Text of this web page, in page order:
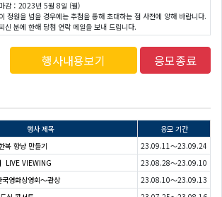
감：2023년 5월 8일 (월)
정원을 넘을 경우에는 추첨을 통해 초대하는 점 사전에 양해 바랍니다.
신 분에 한해 당첨 연락 메일을 보내 드립니다.
행사내용보기 응모종료
행사 제목
응모 기간
복 향냥 만들기
23.09.11～23.09.24
LIVE VIEWING
23.08.28～23.09.10
영화상영회〜관상
23.08.10～23.09.13